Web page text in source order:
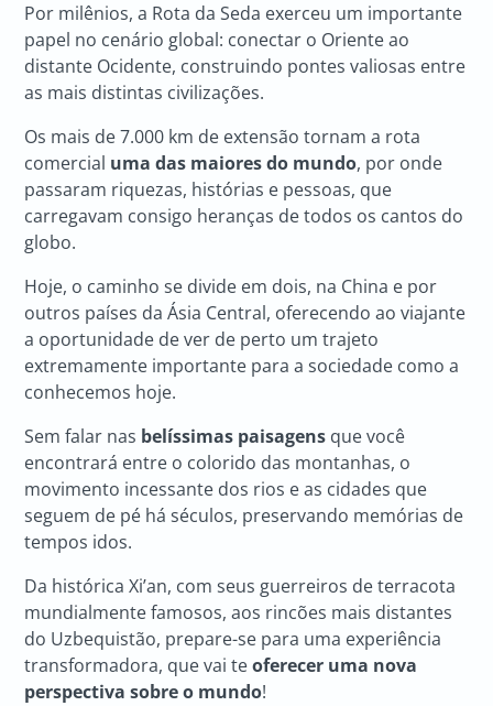
Por milênios, a Rota da Seda exerceu um importante
papel no cenário global: conectar o Oriente ao
distante Ocidente, construindo pontes valiosas entre
as mais distintas civilizações.
Os mais de 7.000 km de extensão tornam a rota
comercial uma das maiores do mundo, por onde
passaram riquezas, histórias e pessoas, que
carregavam consigo heranças de todos os cantos do
globo.
Hoje, o caminho se divide em dois, na China e por
outros países da Ásia Central, oferecendo ao viajante
a oportunidade de ver de perto um trajeto
extremamente importante para a sociedade como a
conhecemos hoje.
Sem falar nas belíssimas paisagens que você
encontrará entre o colorido das montanhas, o
movimento incessante dos rios e as cidades que
seguem de pé há séculos, preservando memórias de
tempos idos.
Da histórica Xi’an, com seus guerreiros de terracota
mundialmente famosos, aos rincões mais distantes
do Uzbequistão, prepare-se para uma experiência
transformadora, que vai teoferecer uma nova
perspectiva sobre o mundo!